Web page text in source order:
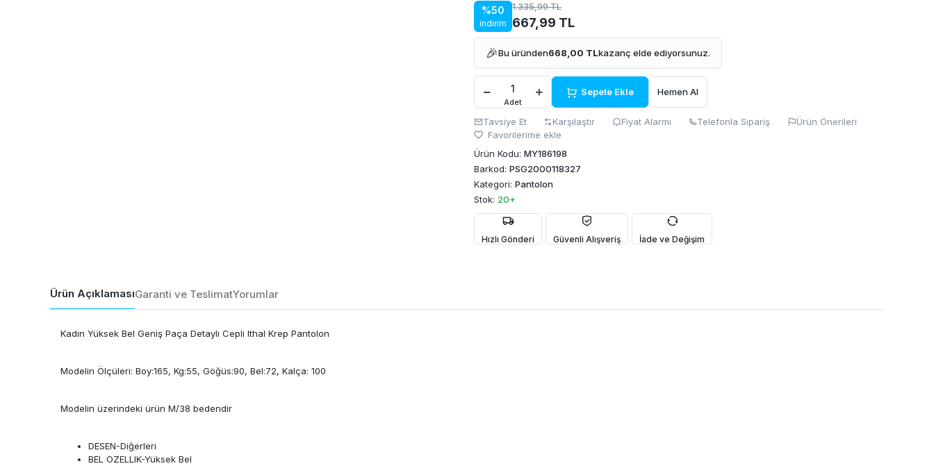
%50
indirim
1.335,99 TL
667,99 TL
🎉Bu üründen668,00 TLkazanç elde ediyorsunuz.
Adet
Sepete Ekle Hemen Al
Tavsiye Et Karşılaştır Fiyat Alarmı Telefonla Sipariş
Ürün Önerileri
Favorilerime ekle
Ürün Kodu: MY186198
Barkod: PSG2000118327
Kategori: Pantolon
Stok: 20+
Hızlı Gönderi Güvenli Alışveriş İade ve Değişim
Ürün AçıklamasıGaranti ve TeslimatYorumlar
Kadın Yüksek Bel Geniş Paça Detaylı Cepli Ithal Krep Pantolon
Modelin Ölçüleri: Boy:165, Kg:55, Göğüs:90, Bel:72, Kalça: 100
Modelin üzerindeki ürün M/38 bedendir
DESEN-Diğerleri
BEL OZELLIK-Yüksek Bel